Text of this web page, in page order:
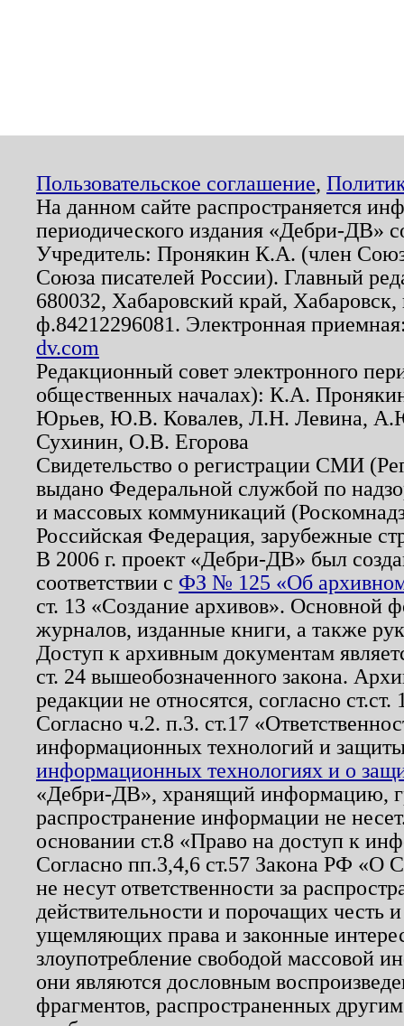
Пользовательское соглашение,
На данном сайте распространяется
периодического издания «Дебри-ДВ»
Учредитель: Пронякин К.А. (член
Союза писателей России). Главный
680032, Хабаровский край,
ф.84212296081. Электронная
dv.com
Редакционный совет электронного
общественных началах): К.А.
Юрьев, Ю.В. Ковалев, Л.Н. Левина,
Сухинин, О.В. Егорова
Свидетельство о регистрации СМИ
выдано Федеральной службой по
и массовых коммуникаций
Российская Федерация, зарубежные
В 2006 г. проект «Дебри-ДВ» был
соответствии с ФЗ № 125 «Об
ст. 13 «Создание архивов». Основной
журналов, изданные книги, а также
Доступ к архивным документам
ст. 24 вышеобозначенного закона.
редакции не относятся, согласно
Согласно ч.2. п.3. ст.17
информационных технологий и
информационных технологиях и о
«Дебри-ДВ», хранящий информацию,
распространение информации не
основании ст.8 «Право на доступ к
Согласно пп.3,4,6 ст.57 Закона РФ «О
не несут ответственности за
действительности и порочащих честь
ущемляющих права и законные
злоупотребление свободой массовой
они являются дословным
фрагментов, распространенных